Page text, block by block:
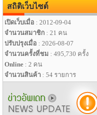
สถิติเว็บไซต์
เปิดเว็บเมื่อ : 2012-09-04
จำนวนสมาชิก : 21 คน
ปรับปรุงเมื่อ : 2026-08-07
จำนวนครั้งที่ชม : 495,730 ครั้ง
Online : 2 คน
จำนวนสินค้า : 54 รายการ